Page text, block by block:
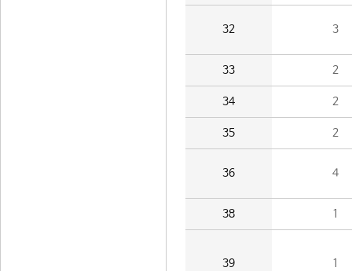
32 3
33 2
34 2
35 2
36 4
38 1
39 1